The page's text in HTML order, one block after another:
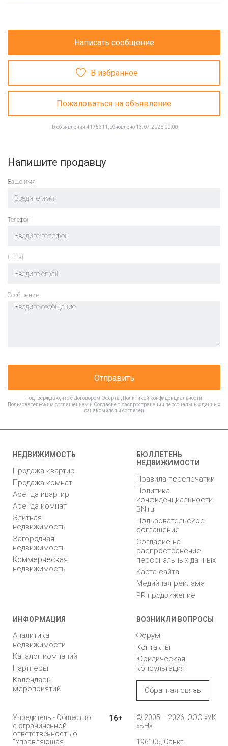
Написать сообщение
В избранное
Пожаловаться на объявление
ID объявления 4175311, обновлено 13.07.2026 00:00
Напишите продавцу
Ваше имя
Телефон
E-mail
Cообщение
Отправить
Подтверждаю, что с Договором Оферты Политикой конфиденциальности
Пользовательским соглашением и Согласие о распространении персональных данных
ознакомился и согласен
НЕДВИЖИМОСТЬ
Продажа квартир
Продажа комнат
Аренда квартир
Аренда комнат
Элитная
недвижимость
Загородная
недвижимость
Коммерческая
недвижимость
БЮЛЛЕТЕНЬ
НЕДВИЖИМОСТИ
Правила перепечатки
Политика
конфиденциальности
BN.ru
Пользовательское
соглашение
Согласие на
распространение
персональных данных
Карта сайта
Медийная реклама
PR продвижение
ИНФОРМАЦИЯ
Аналитика
недвижимости
Каталог компаний
Партнеры
Календарь
мероприятий
ВОЗНИКЛИ ВОПРОСЫ
Форум
Контакты
Юридическая
консультация
Обратная связь
Учредитель - Общество
с ограниченной
ответственностью
"Управляющая
16+
© 2005 – 2026, ООО «УК
«БН»
196105, Санкт-